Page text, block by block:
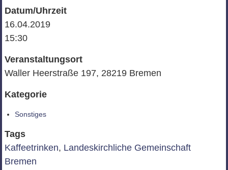
Datum/Uhrzeit
16.04.2019
15:30
Veranstaltungsort
Waller Heerstraße 197, 28219 Bremen
Kategorie
Sonstiges
Tags
Kaffeetrinken, Landeskirchliche Gemeinschaft
Bremen